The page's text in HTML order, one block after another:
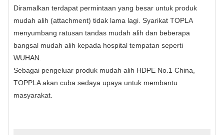
Diramalkan terdapat permintaan yang besar untuk produk
mudah alih (attachment) tidak lama lagi. Syarikat TOPLA
menyumbang ratusan tandas mudah alih dan beberapa
bangsal mudah alih kepada hospital tempatan seperti
WUHAN.
Sebagai pengeluar produk mudah alih HDPE No.1 China,
TOPPLA akan cuba sedaya upaya untuk membantu
masyarakat.